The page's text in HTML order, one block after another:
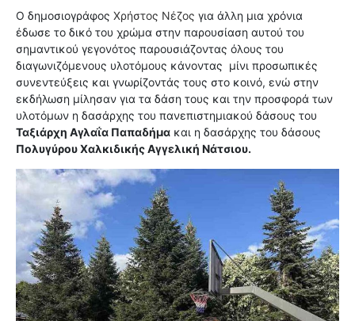
Ο δημοσιογράφος Χρήστος Νέζος για άλλη μια χρόνια
έδωσε το δικό του χρώμα στην παρουσίαση αυτού του
σημαντικού γεγονότος παρουσιάζοντας όλους του
διαγωνιζόμενους υλοτόμους κάνοντας μίνι προσωπικές
συνεντεύξεις και γνωρίζοντάς τους στο κοινό, ενώ στην
εκδήλωση μίλησαν για τα δάση τους και την προσφορά των
υλοτόμων η δασάρχης του πανεπιστημιακού δάσους του
Ταξιάρχη Αγλαΐα Παπαδήμα και η δασάρχης του δάσους
Πολυγύρου Χαλκιδικής Αγγελική Νάτσιου.